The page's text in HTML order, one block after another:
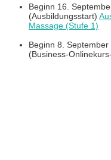
Beginn 16.
(Ausbildungsstart)
Massage (Stufe 1)
Beginn 8. September
(Business-